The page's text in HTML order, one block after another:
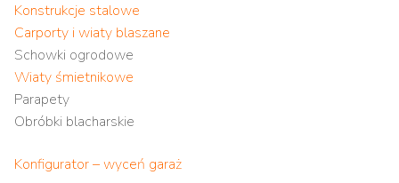
Konstrukcje stalowe
Carporty i wiaty blaszane
Schowki ogrodowe
Wiaty śmietnikowe
Parapety
Obróbki blacharskie
Konfigurator – wyceń garaż